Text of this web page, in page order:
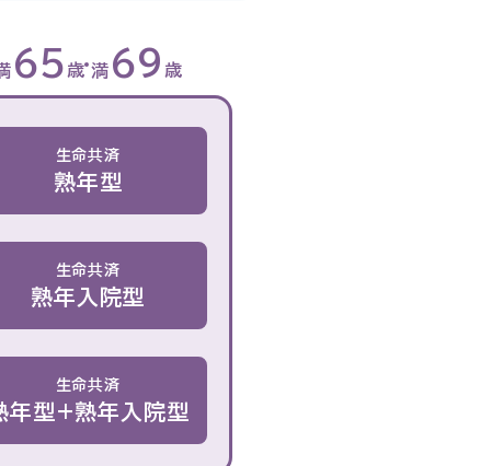
65 歳 満 69 歳
生命共済
熟年型
生命共済
熟年入院型
生命共済
年型+熟年入院型